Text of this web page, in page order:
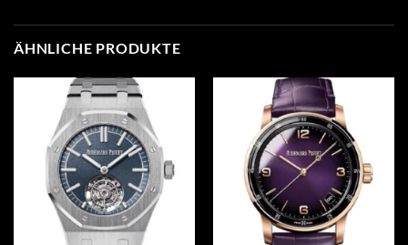
ÄHNLICHE PRODUKTE